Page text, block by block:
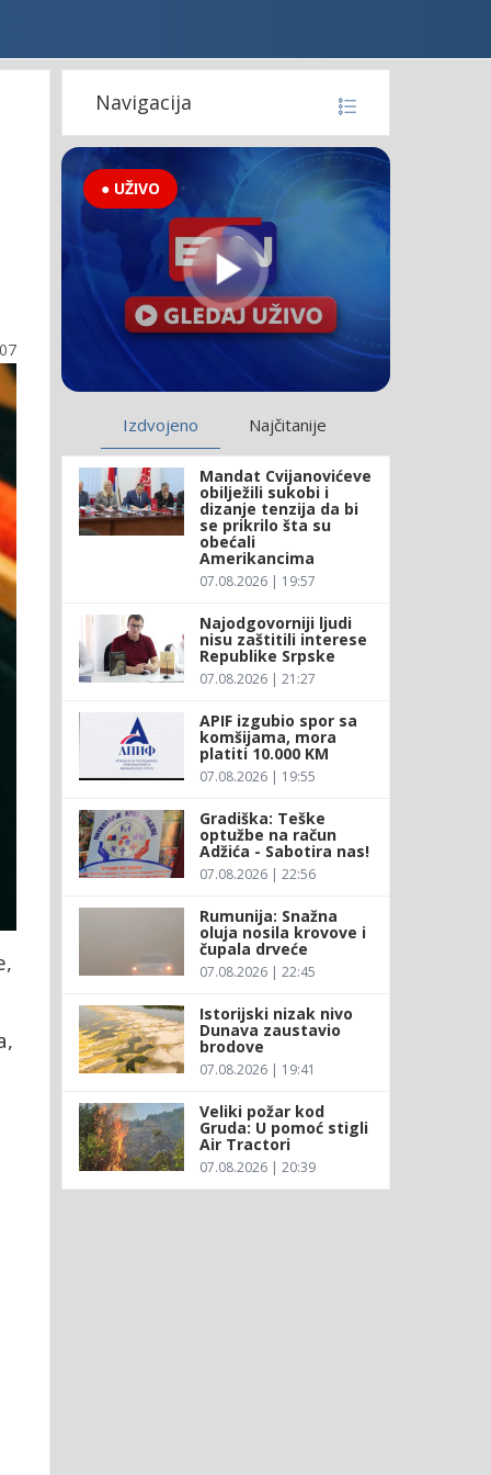
Navigacija
● UŽIVO
Izdvojeno Najčitanije
Mandat Cvijanovićeve
obilježili sukobi i
dizanje tenzija da bi
se prikrilo šta su
obećali
Amerikancima
07.08.2026 | 19:57
Najodgovorniji ljudi
nisu zaštitili interese
Republike Srpske
07.08.2026 | 21:27
APIF izgubio spor sa
komšijama, mora
platiti 10.000 KM
07.08.2026 | 19:55
Gradiška: Teške
optužbe na račun
Adžića - Sabotira nas!
07.08.2026 | 22:56
Rumunija: Snažna
oluja nosila krovove i
čupala drveće
07.08.2026 | 22:45
Istorijski nizak nivo
Dunava zaustavio
brodove
07.08.2026 | 19:41
Veliki požar kod
Gruda: U pomoć stigli
Air Tractori
07.08.2026 | 20:39